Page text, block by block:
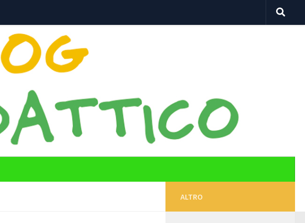
ALTRO